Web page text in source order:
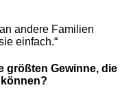
andere Familien
einfach.“
größten Gewinne, die